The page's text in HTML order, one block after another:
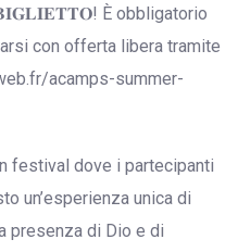
È obbligatorio
con offerta libera tramite
acamps-summer-
festival dove i partecipanti
un’esperienza unica di
presenza di Dio e di